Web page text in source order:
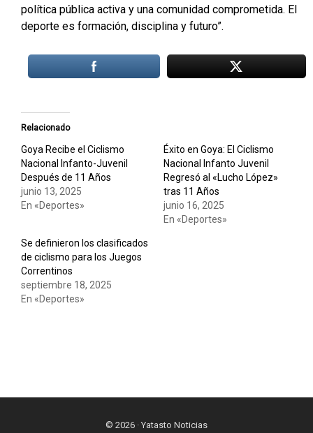
política pública activa y una comunidad comprometida. El
deporte es formación, disciplina y futuro”.
Relacionado
Goya Recibe el Ciclismo
Nacional Infanto-Juvenil
Después de 11 Años
junio 13, 2025
En «Deportes»
Éxito en Goya: El Ciclismo
Nacional Infanto Juvenil
Regresó al «Lucho López»
tras 11 Años
junio 16, 2025
En «Deportes»
Se definieron los clasificados
de ciclismo para los Juegos
Correntinos
septiembre 18, 2025
En «Deportes»
© 2026 · Yatasto Noticias